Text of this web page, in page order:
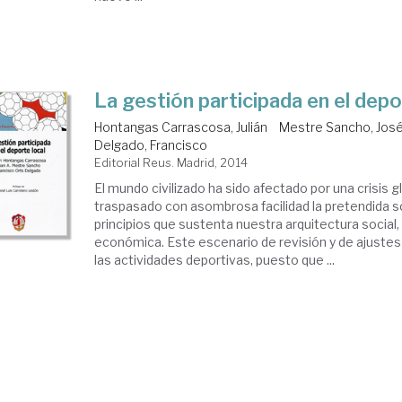
La gestión participada en el
Hontangas Carrascosa, Julián
Mestre Sancho,
Delgado, Francisco
Editorial Reus. Madrid, 2014
El mundo civilizado ha sido afectado por una crisis
traspasado con asombrosa facilidad la pretendida
principios que sustenta nuestra arquitectura social,
económica. Este escenario de revisión y de
las actividades deportivas, puesto que ...